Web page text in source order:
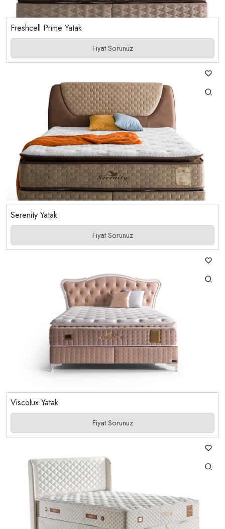
Freshcell Prime Yatak
Fiyat Sorunuz
Serenity Yatak
Fiyat Sorunuz
Viscolux Yatak
Fiyat Sorunuz